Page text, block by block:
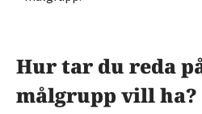
Hur tar du reda
målgrupp vill ha?